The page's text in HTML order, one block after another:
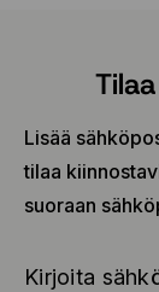
Lisää
tilaa
suoraan
Kirjoita